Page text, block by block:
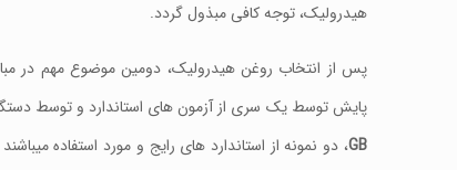
هیدرولیک، توجه کافی مبذول گردد.
پس از انتخاب روغن هیدرولیک، دومین موضوع مهم در
پایش توسط یک سری از آزمون های استاندارد و توسط
GB، دو نمونه از استاندارد های رایج و مورد استفاده